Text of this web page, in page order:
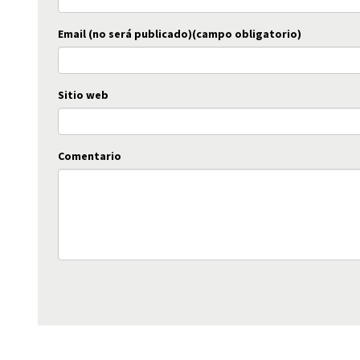
Email (no será publicado)(campo obligatorio)
Sitio web
Comentario